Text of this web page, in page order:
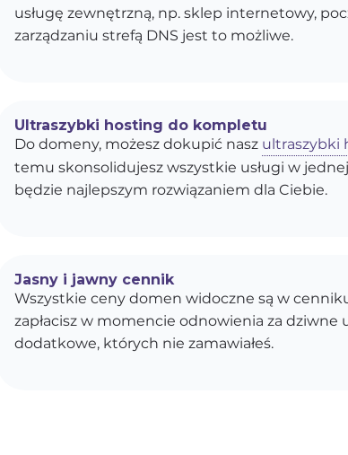
usługę zewnętrzną, np. sklep internetowy,
zarządzaniu strefą DNS jest to możliwe.
Ultraszybki hosting do kompletu
Do domeny, możesz dokupić nasz ultraszybki
temu skonsolidujesz wszystkie usługi w
będzie najlepszym rozwiązaniem dla Ciebie.
Jasny i jawny cennik
Wszystkie ceny domen widoczne są w
zapłacisz w momencie odnowienia za dziwne
dodatkowe, których nie zamawiałeś.